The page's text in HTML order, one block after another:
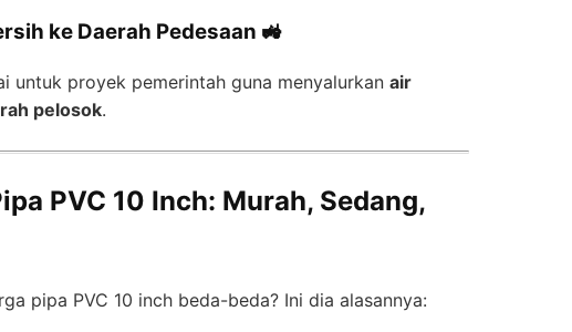
ke Daerah Pedesaan 🚜
untuk proyek pemerintah guna menyalurkan air
pelosok.
PVC 10 Inch: Murah, Sedang,
pipa PVC 10 inch beda-beda? Ini dia alasannya: